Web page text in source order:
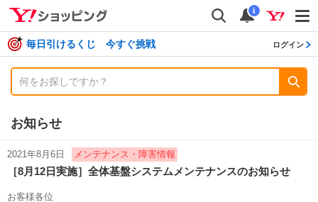
検索
通知
i
毎日引けるくじ 今すぐ挑戦 ログイン
お知らせ
2021年8月6日 メンテナンス・障害情報
［8月12日実施］全体基盤システムメンテナンスのお知らせ
お客様各位